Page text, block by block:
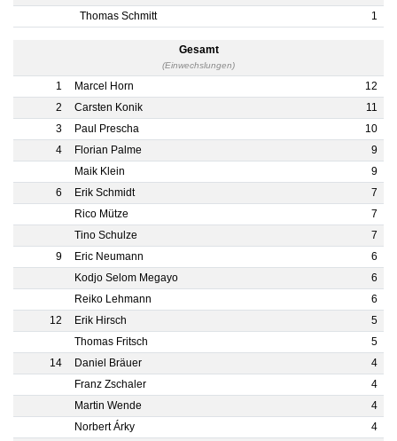
Thomas Schmitt
1
Gesamt
(Einwechslungen)
1 Marcel Horn
12
2
Carsten Konik
11
3
Paul Prescha
10
4
Florian Palme
9
Maik Klein
9
6
Erik Schmidt
7
Rico Mütze
7
Tino Schulze
7
9
Eric Neumann
6
Kodjo Selom Megayo
6
Reiko Lehmann
6
12
Erik Hirsch
5
Thomas Fritsch
5
14
Daniel Bräuer
4
Franz Zschaler
4
Martin Wende
4
Norbert Árky
4